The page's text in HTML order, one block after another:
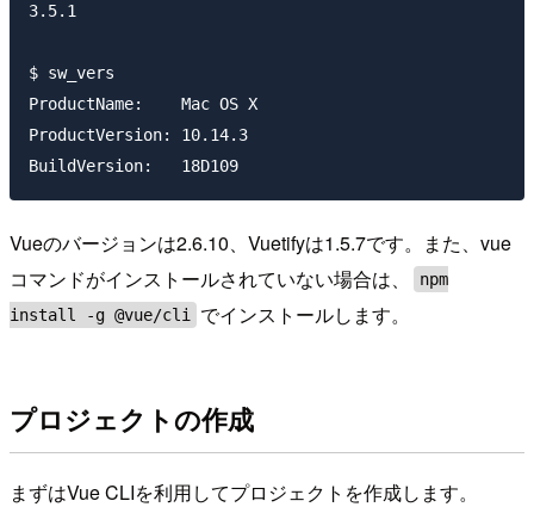
3.5.1
$ sw_vers
ProductName:	Mac OS X
ProductVersion:	10.14.3
Vueのバージョンは2.6.10、Vuetifyは1.5.7です。また、vue
コマンドがインストールされていない場合は、
npm
install -g @vue/cli
でインストールします。
プロジェクトの作成
まずはVue CLIを利用してプロジェクトを作成します。